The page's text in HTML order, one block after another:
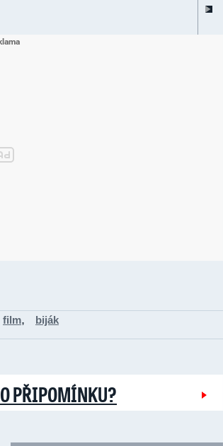
film, biják
PŘIPOMÍNKU?